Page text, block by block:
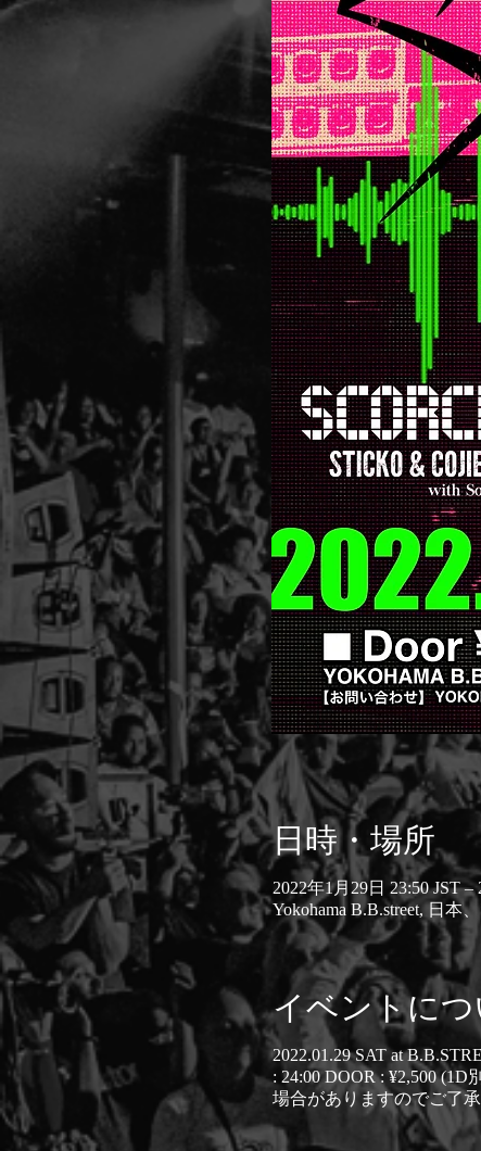
日時・場所
2022年1月29日 23:50 JST
Yokohama B.B.street, 日本
イベントにつ
2022.01.29 SAT at
: 24:00 DOOR : ¥2,500
場合がありますのでご了